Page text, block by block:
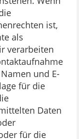
ist,
als
verarbeiten
und E-
für die
Daten
für die